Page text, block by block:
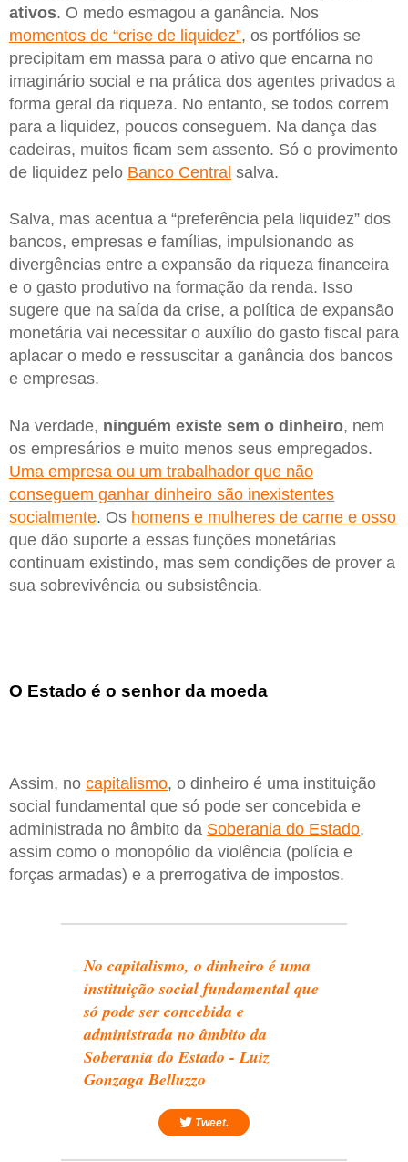
ativos. O medo esmagou a ganância. Nos
momentos de “crise de liquidez”, os portfólios se
precipitam em massa para o ativo que encarna no
imaginário social e na prática dos agentes privados a
forma geral da riqueza. No entanto, se todos correm
para a liquidez, poucos conseguem. Na dança das
cadeiras, muitos ficam sem assento. Só o provimento
de liquidez pelo Banco Central salva.
Salva, mas acentua a “preferência pela liquidez” dos
bancos, empresas e famílias, impulsionando as
divergências entre a expansão da riqueza financeira
e o gasto produtivo na formação da renda. Isso
sugere que na saída da crise, a política de expansão
monetária vai necessitar o auxílio do gasto fiscal para
aplacar o medo e ressuscitar a ganância dos bancos
e empresas.
Na verdade, ninguém existe sem o dinheiro, nem
os empresários e muito menos seus empregados.
Uma empresa ou um trabalhador que não
conseguem ganhar dinheiro são inexistentes
socialmente. Os homens e mulheres de carne e osso
que dão suporte a essas funções monetárias
continuam existindo, mas sem condições de prover a
sua sobrevivência ou subsistência.
O Estado é o senhor da moeda
Assim, no capitalismo, o dinheiro é uma instituição
social fundamental que só pode ser concebida e
administrada no âmbito da Soberania do Estado,
assim como o monopólio da violência (polícia e
forças armadas) e a prerrogativa de impostos.
No capitalismo, o dinheiro é uma
instituição social fundamental que
só pode ser concebida e
administrada no âmbito da
Soberania do Estado - Luiz
Gonzaga Belluzzo
Tweet.